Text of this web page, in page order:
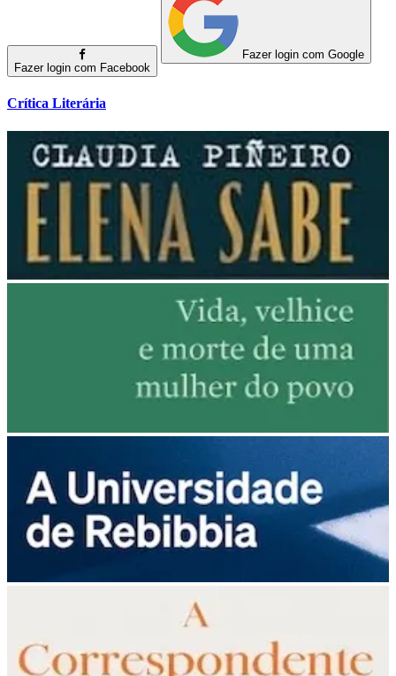
Fazer login com Facebook
Fazer login com Google
Crítica Literária